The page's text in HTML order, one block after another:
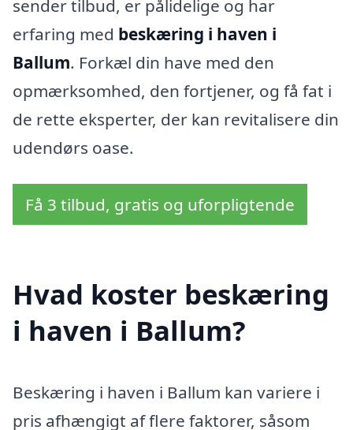
sender tilbud, er pålidelige og har
erfaring med beskæring i haven i
Ballum. Forkæl din have med den
opmærksomhed, den fortjener, og få fat i
de rette eksperter, der kan revitalisere din
udendørs oase.
Få 3 tilbud, gratis og uforpligtende
Hvad koster beskæring
i haven i Ballum?
Beskæring i haven i Ballum kan variere i
pris afhængigt af flere faktorer, såsom